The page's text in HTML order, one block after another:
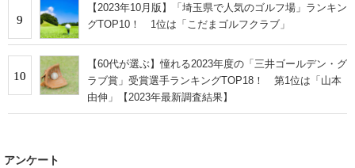
9
【2023年10月版】「埼玉県で人気のゴルフ場」ランキン
グTOP10！ 1位は「こだまゴルフクラブ」
10
【60代が選ぶ】憧れる2023年度の「三井ゴールデン・グ
ラブ賞」受賞選手ランキングTOP18！ 第1位は「山本
由伸」【2023年最新調査結果】
アンケート